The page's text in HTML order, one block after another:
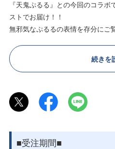
『天鬼ぷるる』との今回のコラ
ストでお届け！！
無邪気なぷるるの表情を存分にご
イラストレーター『観虐』に手掛
両者の魅力が融合したイラストに
https://x.com/0PuRuRu
https://x.com/kangyaku
続きを
■受注期間■